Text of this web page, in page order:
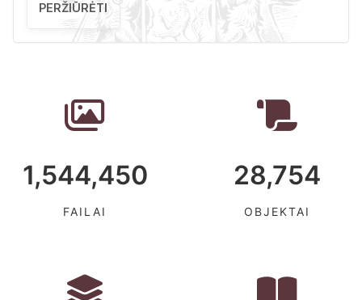
PERŽIŪRĖTI
1,544,450
FAILAI
28,754
OBJEKTAI